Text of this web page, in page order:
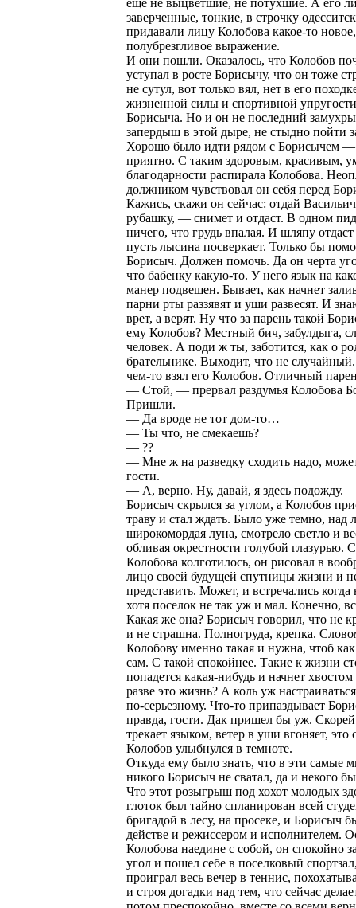
еще не выцветшие, не потухшие. А его
заверченные, тонкие, в строчку
придавали лицу Колобова какое-то
полубрезгливое выражение.
И они пошли. Оказалось, что Колобов
уступал в росте Борисычу, что он тоже
не сутул, вот только вял, нет в его
жизненной силы и спортивной
Борисыча. Но и он не последний
запердыш в этой дыре, не стыдно пойти
Хорошо было идти рядом с Борисычем —
приятно. С таким здоровым, красивым,
благодарности распирала Колобова.
должником чувствовал он себя перед
Кажись, скажи он сейчас: отдай
рубашку, — снимет и отдаст. В одном
ничего, что грудь впалая. И шляпу
пусть лысина посверкает. Только бы
Борисыч. Должен помочь. Да он черта
что бабенку какую-то. У него язык на
манер подвешен. Бывает, как начнет
парни рты раззявят и уши развесят. И
врет, а верят. Ну что за парень такой
ему Колобов? Местный бич, забулдыга,
человек. А поди ж ты, заботится, как о
брательнике. Выходит, что не
чем-то взял его Колобов. Отличный
— Стой, — прервал раздумья Колобова
Пришли.
— Да вроде не тот дом-то…
— Ты что, не смекаешь?
— ??
— Мне ж на разведку сходить надо,
гости.
— А, верно. Ну, давай, я здесь подожду.
Борисыч скрылся за углом, а Колобов
траву и стал ждать. Было уже темно, над
широкомордая луна, смотрело светло и
обливая окрестности голубой глазурью.
Колобова колготилось, он рисовал в
лицо своей будущей спутницы жизни и
представить. Может, и встречались когда
хотя поселок не так уж и мал. Конечно,
Какая же она? Борисыч говорил, что не
и не страшна. Полногруда, крепка.
Колобову именно такая и нужна, чтоб
сам. С такой спокойнее. Такие к жизни
попадется какая-нибудь и начнет
разве это жизнь? А коль уж
по-серьезному. Что-то припаздывает
правда, гости. Дак пришел бы уж. Скорей
трекает языком, ветер в уши вгоняет, это
Колобов улыбнулся в темноте.
Откуда ему было знать, что в эти самые
никого Борисыч не сватал, да и некого
Что этот розыгрыш под хохот молодых
глоток был тайно спланирован всей
бригадой в лесу, на просеке, и Борисыч
действе и режиссером и исполнителем.
Колобова наедине с собой, он спокойно
угол и пошел себе в поселковый
проиграл весь вечер в теннис,
и строя догадки над тем, что сейчас